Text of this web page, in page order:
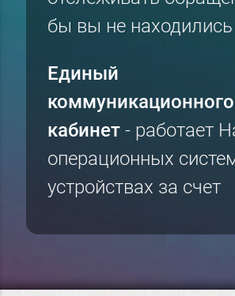
бы вы не находились
Единый
коммуникационного
кабинет- работает
операционных
устройствах за счет